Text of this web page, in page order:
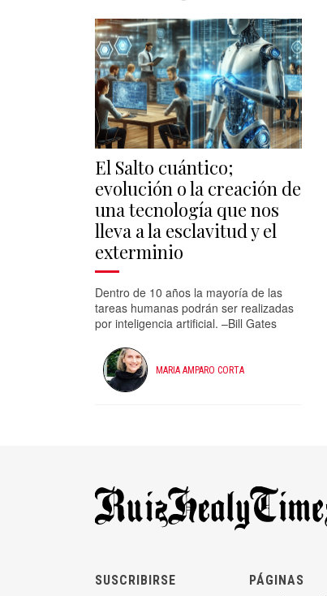
El Salto cuántico;
evolución o la creación de
una tecnología que nos
lleva a la esclavitud y el
exterminio
Dentro de 10 años la mayoría de las
tareas humanas podrán ser realizadas
por inteligencia artificial. –Bill Gates
MARIA AMPARO CORTA
SUSCRIBIRSE PÁGINAS